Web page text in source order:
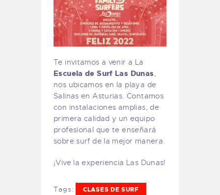
Te invitamos a venir a La
Escuela de Surf Las Dunas,
nos ubicamos en la playa de
Salinas en Asturias. Contamos
con instalaciones amplias, de
primera calidad y un equipo
profesional que te enseñará
sobre surf de la mejor manera.
¡Vive la experiencia Las Dunas!
Tags: CLASES DE SURF